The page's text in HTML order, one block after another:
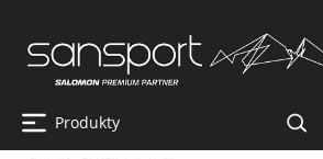
Produkty